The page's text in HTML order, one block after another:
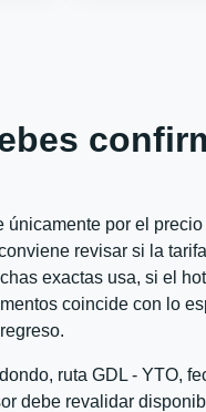
por el
revisar si la
exactas usa, si el
coincide con lo
ruta GDL - YTO,
debe revalidar